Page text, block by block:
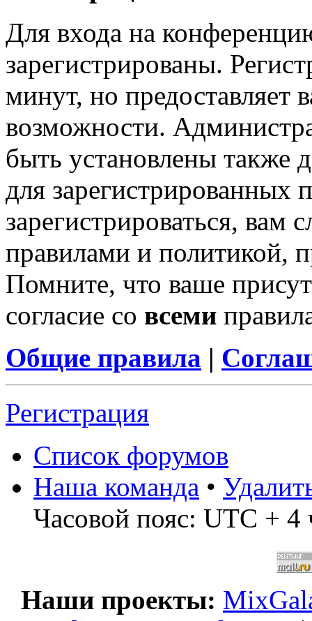
Для входа на
зарегистрированы.
минут, но предоставляет
возможности.
быть установлены также
для зарегистрированных
зарегистрироваться, вам
правилами и политикой,
Помните, что ваше
согласие со всеми
Общие правила |
Регистрация
Список форумов
Наша команда •
Часовой пояс: UTC + 4
Наши проекты: